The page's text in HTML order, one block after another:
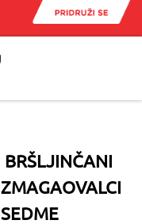
BRŠLJINČANI
ZMAGAOVALCI
SEDME